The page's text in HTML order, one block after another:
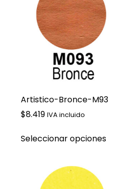
Artistico-Bronce-M93
$8.419 IVA incluido
Seleccionar opciones